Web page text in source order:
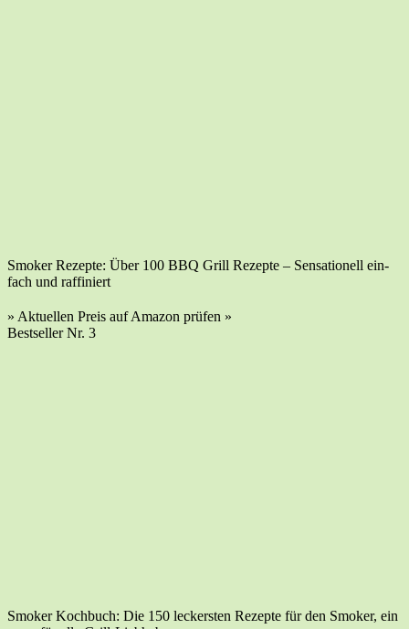
Smo­ker Rezep­te: Über 100 BBQ Grill Rezep­te – Sen­sa­tio­nell ein­
fach und raffiniert
» Aktu­el­len Preis auf Ama­zon prü­fen »
Best­sel­ler Nr. 3
Smo­ker Koch­buch: Die 150 leckers­ten Rezep­te für den Smo­ker, ein